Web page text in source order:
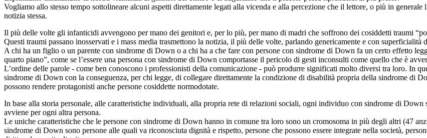
Vogliamo allo stesso tempo sottolineare alcuni aspetti direttamente legati alla vicenda e alla percezione che il lettore, o più in
notizia stessa.
Il più delle volte gli infanticidi avvengono per mano dei genitori e, per lo più, per mano di madri che soffrono dei cosiddetti traumi
Questi traumi passano inosservati e i mass media trasmettono la notizia, il più delle volte, parlando genericamente e con
A chi ha un figlio o un parente con sindrome di Down o a chi ha a che fare con persone con sindrome di Down fa un certo effetto
quarto piano”, come se l’essere una persona con sindrome di Down comportasse il pericolo di gesti inconsulti come quello che è
L’ordine delle parole - come ben conoscono i professionisti della comunicazione - può produrre significati molto diversi tra loro. In
sindrome di Down con la conseguenza, per chi legge, di collegare direttamente la condizione di disabilità propria della sindrome di
possono rendere protagonisti anche persone cosiddette normodotate.
In base alla storia personale, alle caratteristiche individuali, alla propria rete di relazioni sociali, ogni individuo con sindrome di
avviene per ogni altra persona.
Le uniche caratteristiche che le persone con sindrome di Down hanno in comune tra loro sono un cromosoma in più degli altri (47
sindrome di Down sono persone alle quali va riconosciuta dignità e rispetto, persone che possono essere integrate nella società,